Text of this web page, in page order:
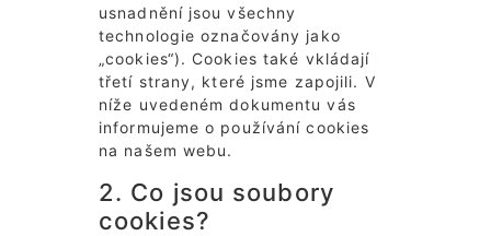
usnadnění jsou všechny
technologie označovány jako
„cookies“). Cookies také vkládají
třetí strany, které jsme zapojili. V
níže uvedeném dokumentu vás
informujeme o používání cookies
na našem webu.
2. Co jsou soubory
cookies?